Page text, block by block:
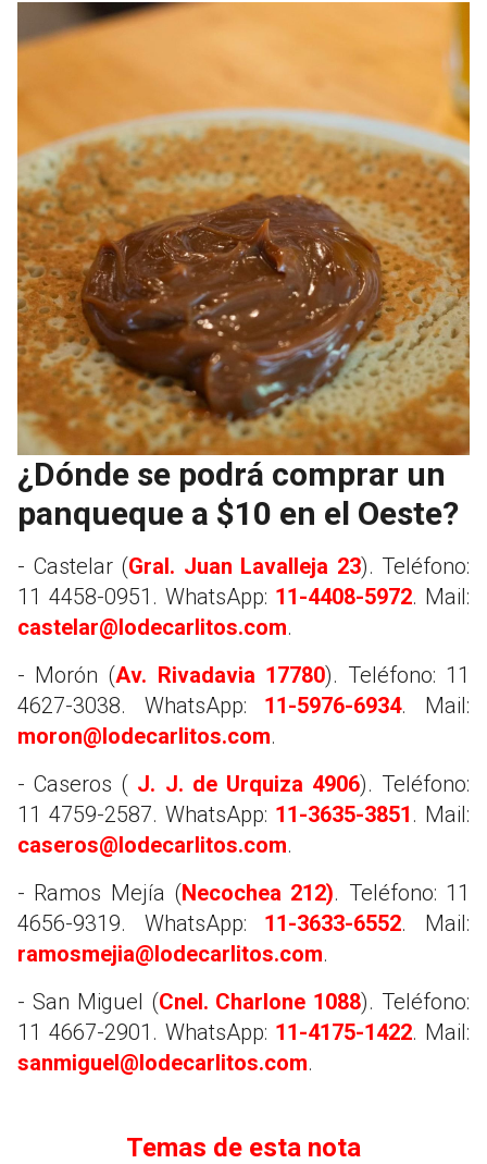
¿Dónde se podrá comprar un
panqueque a $10 en el Oeste?
- Castelar (Gral. Juan Lavalleja 23). Teléfono:
11 4458-0951. WhatsApp: 11-4408-5972. Mail:
castelar@lodecarlitos.com.
- Morón (Av. Rivadavia 17780). Teléfono: 11
4627-3038. WhatsApp: 11-5976-6934. Mail:
moron@lodecarlitos.com.
- Caseros ( J. J. de Urquiza 4906). Teléfono:
11 4759-2587. WhatsApp: 11-3635-3851 . Mail:
caseros@lodecarlitos.com.
- Ramos Mejía (Necochea 212). Teléfono: 11
4656-9319. WhatsApp: 11-3633-6552. Mail:
ramosmejia@lodecarlitos.com.
- San Miguel (Cnel. Charlone 1088). Teléfono:
11 4667-2901. WhatsApp: 11-4175-1422. Mail:
sanmiguel@lodecarlitos.com.
Temas de esta nota